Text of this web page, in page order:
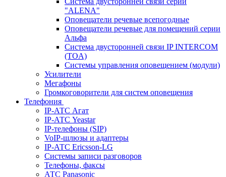
"ALENA"
Оповещатели речевые всепогодные
Оповещатели речевые для помещений серии
Альфа
Система двусторонней связи IP INTERCOM
(TOA)
Системы управления оповещением (модули)
Усилители
Мегафоны
Громкоговорители для систем оповещения
Телефония
IP-АТС Агат
IP-АТС Yeastar
IP-телефоны (SIP)
VoIP-шлюзы и адаптеры
IP-АТС Ericsson-LG
Системы записи разговоров
Телефоны, факсы
АТС Panasonic